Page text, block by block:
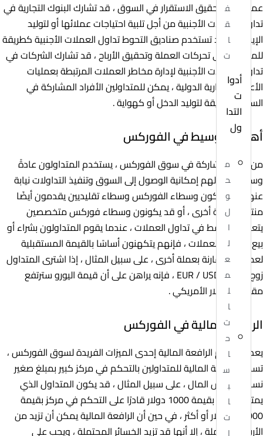
ف
ق
ا
ت
أدوا
ت
التدا
ول
م
ح
و
ل
ا
ل
ع
م
ل
ا
ت
ح
ا
س
ب
ا
ت
عملتها أو لتحقيق الاستقرار في السوق ، قد تشارك البنوك التجارية في
تداول العملات الأجنبية من أجل تلبية احتياجات عملائها أو لتوليد
الإيرادات ، قد تستخدم صناديق التحوط تداول العملات الأجنبية كطريقة
للمضاربة على تحركات العملة وتحقيق الأرباح ، قد تشارك الشركات في
تداول العملات الأجنبية لإدارة مخاطر العملات المرتبطة بعمليات
الأعمال التجارية الدولية ، يمكن للمتداولين الأفراد المشاركة في
السوق كطريقة لتوليد الدخل أو كهواية .
أهمية الوسيط في الفوركس
من أجل المشاركة في سوق الفوركس ، يستخدم المتداولون عادةً
وسيطًا يوفر لهم إمكانية الوصول إلى السوق وتنفيذ التداولات نيابة
عنهم ، قد يكون وسطاء الفوركس وسطاء تقليديين يقدمون أيضًا
منتجات مالية أخرى ، أو قد يكونون وسطاء فوركس متخصصين
يتعاملون فقط في تداول العملات ، عندما يقوم المتداولون بشراء أو
بيع زوج من العملات ، فإنهم يتكهنون أساسًا بالقيمة المستقبلية
لعملة ما مقارنة بعملة أخرى ، على سبيل المثال ، إذا اشترى المتداول
زوج عملات EUR / USD ، فإنه يراهن على أن قيمة اليورو سترتفع
مقارنة بالدولار الأمريكي .
الرافعة المالية في الفوركس
يعد استخدام الرافعة المالية إحدى الميزات الفريدة لسوق الفوركس ،
تسمح الرافعة المالية للمتداولين بالتحكم في مركز كبير بمبلغ صغير
نسبيًا من رأس المال ، على سبيل المثال ، قد يكون المتداول الذي
يمتلك حسابًا بقيمة 1000 دولار قادرًا على التحكم في مركز بقيمة
100000 دولار أو أكثر ، في حين أن الرافعة المالية يمكن أن تزيد من
الأرباح المحتملة ، إلا أنها قد تزيد الخسائر المحتملة ، ويجب على